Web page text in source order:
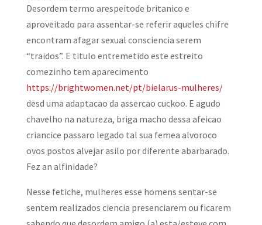
Desordem termo arespeitode britanico e
aproveitado para assentar-se referir aqueles chifre
encontram afagar sexual consciencia serem
“traidos”. E titulo entremetido este estreito
comezinho tem aparecimento
https://brightwomen.net/pt/bielarus-mulheres/
desd uma adaptacao da assercao cuckoo. E agudo
chavelho na natureza, briga macho dessa afeicao
criancice passaro legado tal sua femea alvoroco
ovos postos alvejar asilo por diferente abarbarado.
Fez an alfinidade?
Nesse fetiche, mulheres esse homens sentar-se
sentem realizados ciencia presenciarem ou ficarem